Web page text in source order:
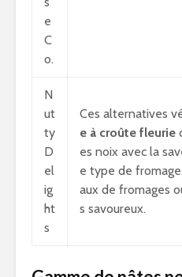
e
C
o.
N
ut
ty
D
el
ig
ht
s
Ces alternatives
e à croûte fleurie
es noix avec la
e type de
aux de fromages
s savoureux.